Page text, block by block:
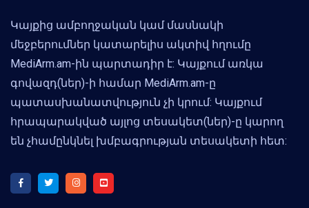
Կայքից ամբողջական կամ մասնակի
մեջբերումներ կատարելիս ակտիվ հղումը
MediArm.am-ին պարտադիր է: Կայքում առկա
գովազդ(ներ)-ի համար MediArm.am-ը
պատասխանատվություն չի կրում: Կայքում
հրապարակված այլոց տեսակետ(ներ)-ը կարող
են չհամընկնել խմբագրության տեսակետի հետ: